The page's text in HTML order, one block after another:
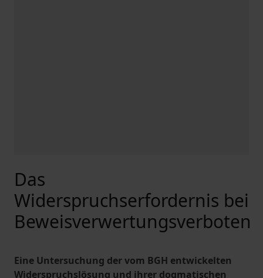
Das
Widerspruchserfordernis bei
Beweisverwertungsverboten
Eine Untersuchung der vom BGH entwickelten
Widerspruchslösung und ihrer dogmatischen